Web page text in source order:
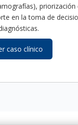
priorización
en la toma de
caso clínico